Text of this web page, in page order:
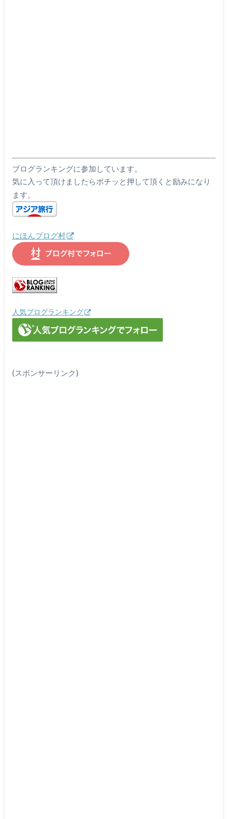
ブログランキングに参加しています。
気に入って頂けましたらポチッと押して頂くと励みになり
ます。
にほんブログ村
人気ブログランキング
(スポンサーリンク)